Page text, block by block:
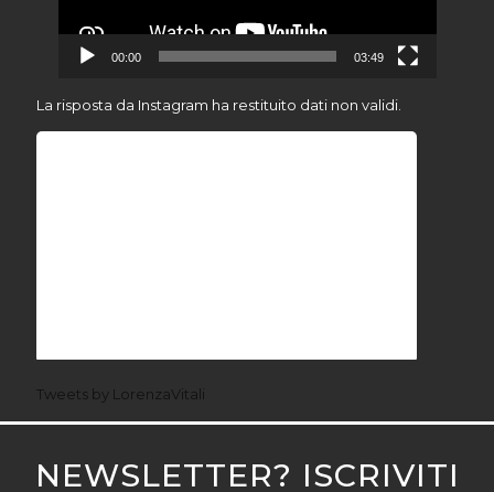
00:00 03:49
La risposta da Instagram ha restituito dati non validi.
Tweets by LorenzaVitali
NEWSLETTER? ISCRIVITI